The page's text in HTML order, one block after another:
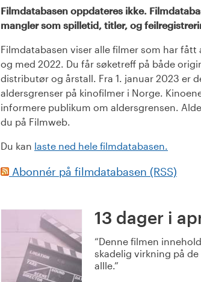
Filmdatabasen oppdateres ikke.
mangler som spilletid, titler, og
Filmdatabasen viser alle filmer som har fått
og med 2022. Du får søketreff på både
distributør og årstall. Fra 1. januar 2023 er
aldersgrenser på kinofilmer i Norge.
informere publikum om aldersgrensen.
du på Filmweb.
Du kan laste ned hele filmdatabasen.
Abonnér på filmdatabasen (RSS)
13 dager i
Denne filmen
skadelig virkning på
allle.